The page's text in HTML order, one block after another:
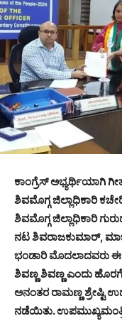
ಕಾಂಗ್ರೆಸ್ ಅಭ್ಯರ್ಥಿಯಾಗಿ
ಶಿವಮೊಗ್ಗ ಜಿಲ್ಲಾಧಿಕಾರಿ
ಶಿವಮೊಗ್ಗ ಜಿಲ್ಲಾಧಿಕಾರಿ
ನಟ ಶಿವರಾಜಕುಮಾರ್,
ಭಂಡಾರಿ ಮೊದಲಾದವರು ಈ
ಶಿವಣ್ಣ ಶಿವಣ್ಣ ಎಂದು
ಅನಂತರ ರಾಮಣ್ಣ ಶ್ರೇಷ್ಟಿ
ನಡೆಯಿತು.